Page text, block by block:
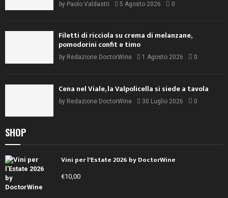
by Paolo Valdastri 5 Agosto 2026 0
Filetti di ricciola su crema di melanzane,
pomodorini confit e timo
by Redazione DoctorWine 1 Agosto 2026 0
Cena nel Viale, la Valpolicella si siede a tavola
by Redazione DoctorWine 30 Luglio 2026 0
SHOP
Vini per l'Estate 2026 by DoctorWine
€10,00